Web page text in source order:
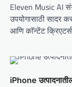
a
t
o
n
Eleven Music AI
उपयोगासाठी सादर
आणि कॉन्टेंट
iPhone